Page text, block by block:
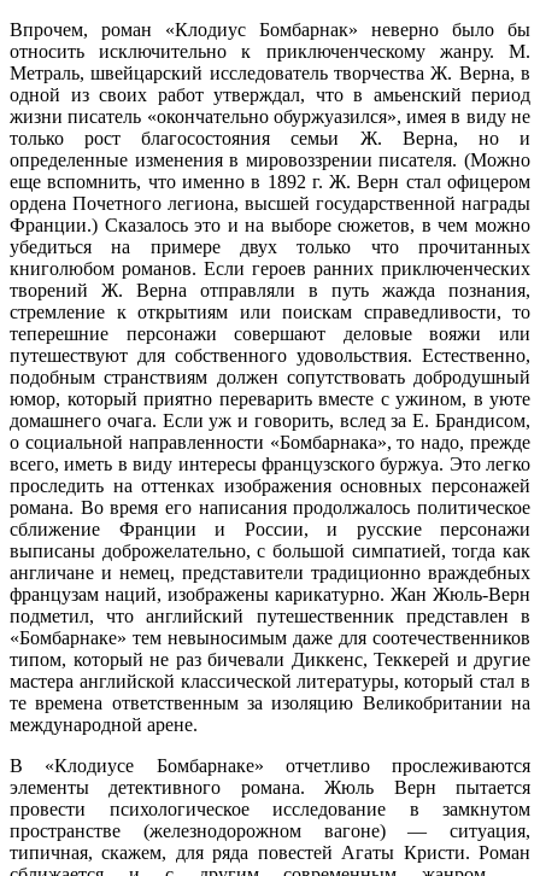
Впрочем, роман «Клодиус Бомбарнак» неверно было бы
относить исключительно к приключенческому жанру. М.
Метраль, швейцарский исследователь творчества Ж. Верна, в
одной из своих работ утверждал, что в амьенский период
жизни писатель «окончательно обуржуазился», имея в виду не
только рост благосостояния семьи Ж. Верна, но и
определенные изменения в мировоззрении писателя. (Можно
еще вспомнить, что именно в 1892 г. Ж. Верн стал офицером
ордена Почетного легиона, высшей государственной награды
Франции.) Сказалось это и на выборе сюжетов, в чем можно
убедиться на примере двух только что прочитанных
книголюбом романов. Если героев ранних приключенческих
творений Ж. Верна отправляли в путь жажда познания,
стремление к открытиям или поискам справедливости, то
теперешние персонажи совершают деловые вояжи или
путешествуют для собственного удовольствия. Естественно,
подобным странствиям должен сопутствовать добродушный
юмор, который приятно переварить вместе с ужином, в уюте
домашнего очага. Если уж и говорить, вслед за Е. Брандисом,
о социальной направленности «Бомбарнака», то надо, прежде
всего, иметь в виду интересы французского буржуа. Это легко
проследить на оттенках изображения основных персонажей
романа. Во время его написания продолжалось политическое
сближение Франции и России, и русские персонажи
выписаны доброжелательно, с большой симпатией, тогда как
англичане и немец, представители традиционно враждебных
французам наций, изображены карикатурно. Жан Жюль-Верн
подметил, что английский путешественник представлен в
«Бомбарнаке» тем невыносимым даже для соотечественников
типом, который не раз бичевали Диккенс, Теккерей и другие
мастера английской классической литературы, который стал в
те времена ответственным за изоляцию Великобритании на
международной арене.
В «Клодиусе Бомбарнаке» отчетливо прослеживаются
элементы детективного романа. Жюль Верн пытается
провести психологическое исследование в замкнутом
пространстве (железнодорожном вагоне) — ситуация,
типичная, скажем, для ряда повестей Агаты Кристи. Роман